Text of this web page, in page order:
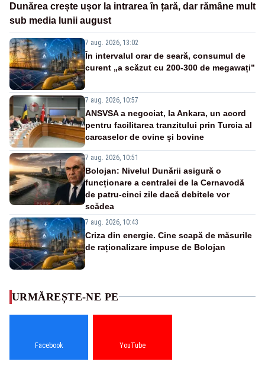
Dunărea crește ușor la intrarea în țară, dar rămâne mult
sub media lunii august
7 aug. 2026, 13:02
În intervalul orar de seară, consumul de
curent „a scăzut cu 200-300 de megawați”
7 aug. 2026, 10:57
ANSVSA a negociat, la Ankara, un acord
pentru facilitarea tranzitului prin Turcia al
carcaselor de ovine și bovine
7 aug. 2026, 10:51
Bolojan: Nivelul Dunării asigură o
funcționare a centralei de la Cernavodă
de patru-cinci zile dacă debitele vor
scădea
7 aug. 2026, 10:43
Criza din energie. Cine scapă de măsurile
de raționalizare impuse de Bolojan
URMĂREȘTE-NE PE
Facebook YouTube